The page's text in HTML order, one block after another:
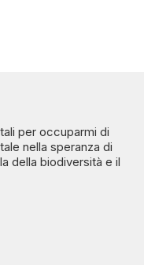
per occuparmi di
nella speranza di
della biodiversità e il